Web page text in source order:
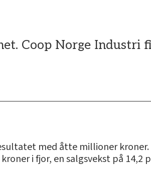
Coop Norge Industri
med åtte millioner kroner.
i fjor, en salgsvekst på 14,2